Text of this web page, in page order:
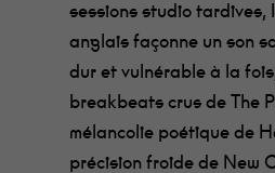
sessions studio tardives,
anglais façonne un son
dur et vulnérable à la
breakbeats crus de The
mélancolie poétique de
précision froide de New